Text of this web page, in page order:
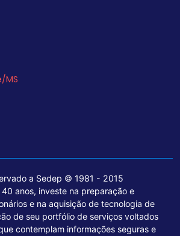
MS
a Sedep © 1981 - 2015
anos, investe na preparação e
e na aquisição de tecnologia de
de seu portfólio de serviços voltados
contemplam informações seguras e